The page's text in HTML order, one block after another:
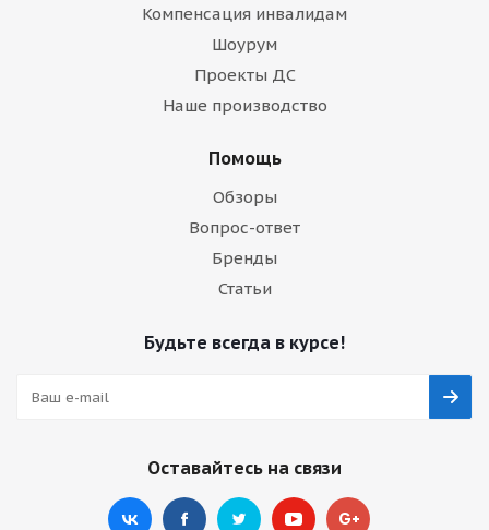
Компенсация инвалидам
Шоурум
Проекты ДС
Наше производство
Помощь
Обзоры
Вопрос-ответ
Бренды
Статьи
Будьте всегда в курсе!
Оставайтесь на связи